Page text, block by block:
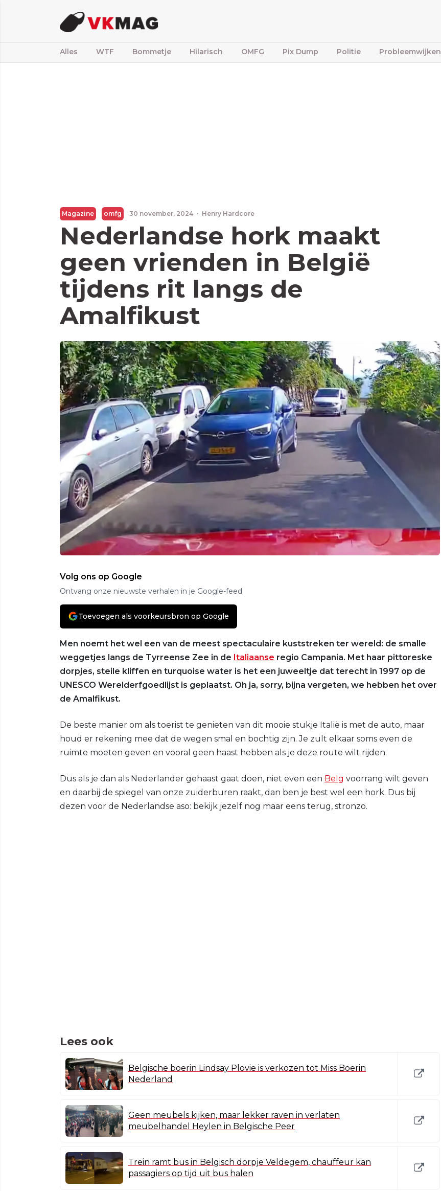
Alles WTF Bommetje Hilarisch OMFG Pix Dump Politie Probleemwijken
Magazine omfg 30 november, 2024 · Henry Hardcore
Nederlandse hork maakt
geen vrienden in België
tijdens rit langs de
Amalfikust
Volg ons op Google
Ontvang onze nieuwste verhalen in je Google-feed
Toevoegen als voorkeursbron op Google
Men noemt het wel een van de meest spectaculaire kuststreken ter wereld: de smalle
weggetjes langs de Tyrreense Zee in de Italiaanse regio Campania. Met haar pittoreske
dorpjes, steile kliffen en turquoise water is het een juweeltje dat terecht in 1997 op de
UNESCO Werelderfgoedlijst is geplaatst. Oh ja, sorry, bijna vergeten, we hebben het over
de Amalfikust.
De beste manier om als toerist te genieten van dit mooie stukje Italië is met de auto, maar
houd er rekening mee dat de wegen smal en bochtig zijn. Je zult elkaar soms even de
ruimte moeten geven en vooral geen haast hebben als je deze route wilt rijden.
Dus als je dan als Nederlander gehaast gaat doen, niet even een Belg voorrang wilt geven
en daarbij de spiegel van onze zuiderburen raakt, dan ben je best wel een hork. Dus bij
dezen voor de Nederlandse aso: bekijk jezelf nog maar eens terug, stronzo.
Lees ook
Belgische boerin Lindsay Plovie is verkozen tot Miss Boerin
Nederland
Geen meubels kijken, maar lekker raven in verlaten
meubelhandel Heylen in Belgische Peer
Trein ramt bus in Belgisch dorpje Veldegem, chauffeur kan
passagiers op tijd uit bus halen